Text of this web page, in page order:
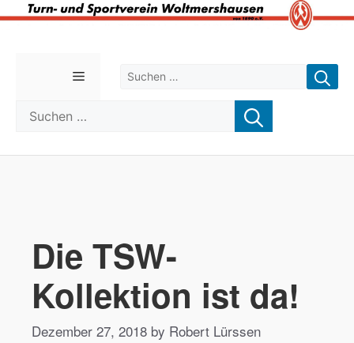
Suchen nach:
Menü
Suchen nach:
Die TSW-
Kollektion ist da!
Dezember 27, 2018 by Robert Lürssen